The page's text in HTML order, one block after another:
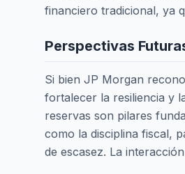
financiero tradicional, ya
Perspectivas
Si bien JP Morgan
fortalecer la resiliencia y
reservas son pilares
como la disciplina fiscal,
de escasez. La